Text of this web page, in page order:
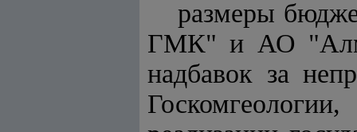
размеры
ГМК" и АО
надбавок за